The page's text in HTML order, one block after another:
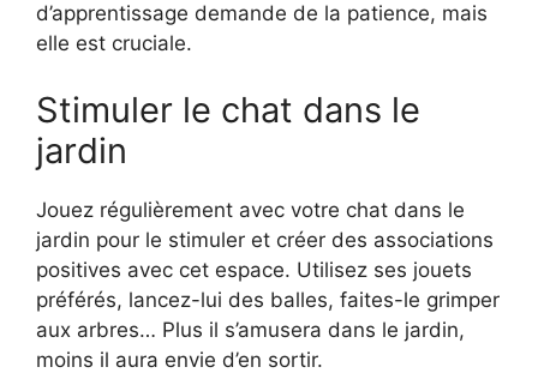
d’apprentissage demande de la patience, mais
elle est cruciale.
Stimuler le chat dans le
jardin
Jouez régulièrement avec votre chat dans le
jardin pour le stimuler et créer des associations
positives avec cet espace. Utilisez ses jouets
préférés, lancez-lui des balles, faites-le grimper
aux arbres… Plus il s’amusera dans le jardin,
moins il aura envie d’en sortir.